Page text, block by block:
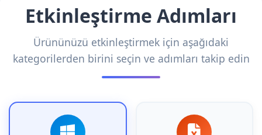
Etkinleştirme Adımları
Ürününüzü etkinleştirmek için aşağıdaki
kategorilerden birini seçin ve adımları takip edin